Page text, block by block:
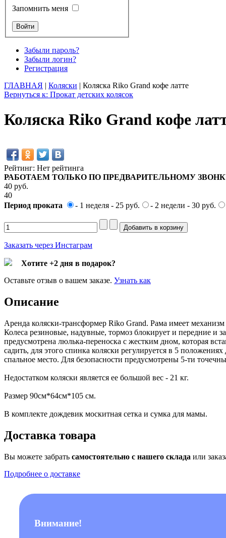
Запомнить меня
Забыли пароль?
Забыли логин?
Регистрация
ГЛАВНАЯ | Коляски | Коляска Riko Grand кофе латте
Вернуться к: Прокат детских колясок
Коляска Riko Grand кофе
Рейтинг: Нет рейтинга
РАБОТАЕМ ТОЛЬКО ПО ПРЕДВАРИТЕЛЬНОМУ
40 pуб.
40
Период проката
- 1 неделя - 25 руб. - 2 недели - 30 руб.
Заказать через Инстаграм
Хотите +2 дня в подарок?
Оставьте отзыв о вашем заказе. Узнать как
Описание
Аренда коляски-трансформер Riko Grand. Рама имеет
Колеса резиновые, надувные, тормоз блокирует и передние и
предусмотрена люлька-переноска с жестким дном, которая
садить, для этого спинка коляски регулируется в 5
спальное место. Для безопасности предусмотрены 5-ти
Недостатком коляски является ее большой вес - 21 кг.
Размер 90см*64см*105 см.
В комплекте дождевик москитная сетка и сумка для мамы.
Доставка товара
Вы можете забрать самостоятельно с нашего склада или
Подробнее о доставке
Внимание!